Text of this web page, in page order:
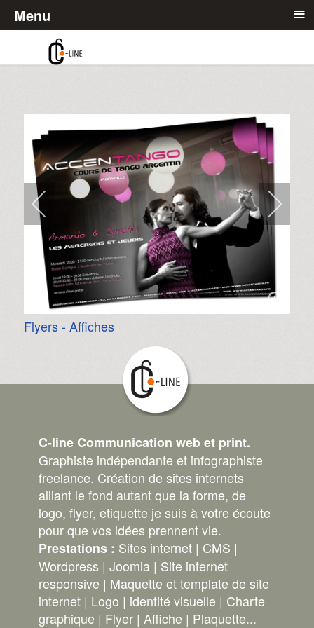
Flyers - Affiches
C-line Communication web et print.
Graphiste indépendante et infographiste
freelance. Création de sites internets
alliant le fond autant que la forme, de
logo, flyer, etiquette je suis à votre écoute
pour que vos idées prennent vie.
Prestations : Sites internet | CMS |
Wordpress | Joomla | Site internet
responsive | Maquette et template de site
internet | Logo | identité visuelle | Charte
graphique | Flyer | Affiche | Plaquette...
Menu ≡